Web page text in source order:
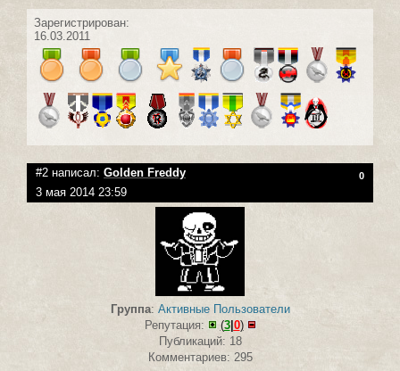
Зарегистрирован:
16.03.2011
#2 написал: Golden Freddy 0
3 мая 2014 23:59
Группа: Активные Пользователи
Репутация:
(3| 0)
Публикаций: 18
Комментариев: 295